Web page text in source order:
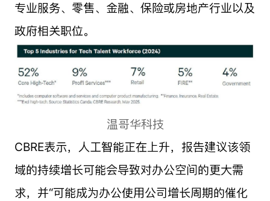
专业服务、零售、金融、保险或房地产行业以及
政府相关职位。
温哥华科技
CBRE表示，人工智能正在上升，报告建议该领
域的持续增长可能会导致对办公空间的更大需
求，并“可能成为办公使用公司增长周期的催化